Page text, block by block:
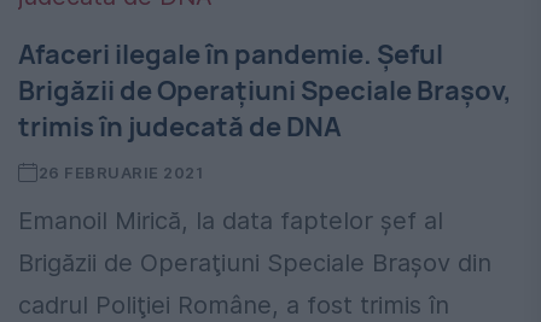
Afaceri ilegale în pandemie. Şeful
Brigăzii de Operaţiuni Speciale Braşov,
trimis în judecată de DNA
26 FEBRUARIE 2021
Emanoil Mirică, la data faptelor şef al
Brigăzii de Operaţiuni Speciale Braşov din
cadrul Poliţiei Române, a fost trimis în